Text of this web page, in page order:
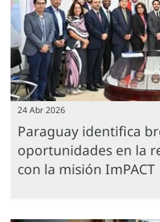
24 Abr 2026
Paraguay identifica
oportunidades en la
con la misión ImPACT